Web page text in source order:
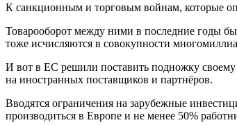
К санкционным и торговым войнам, которые
Товарооборот между ними в последние годы
тоже исчисляются в совокупности
И вот в ЕС решили поставить подножку своему
на иностранных поставщиков и партнёров.
Вводятся ограничения на зарубежные
производиться в Европе и не менее 50%